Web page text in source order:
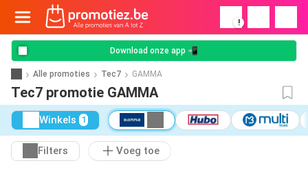
!
Download onze app 📲
Alle promoties Tec7 GAMMA
Tec7 promotie GAMMA
Winkels 1
Filters Voeg toe